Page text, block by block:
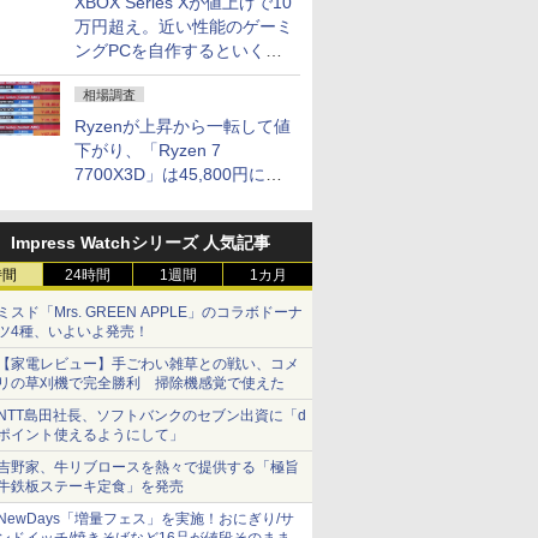
万円超え。近い性能のゲーミ
ングPCを自作するといくら
になる？
相場調査
Ryzenが上昇から一転して値
下がり、「Ryzen 7
7700X3D」は45,800円に急
との価格逆転解消 [8月前半の
CPU価格]
Impress Watchシリーズ 人気記事
24時間 1週間 1カ月
スド「Mrs. GREEN APPLE」のコラボドーナ
4種、いよいよ発売！
家電レビュー】手ごわい雑草との戦い、コメ
の草刈機で完全勝利 掃除機感覚で使えた
島田社長、ソフトバンクのセブン出資に「d
イント使えるようにして」
野家、牛リブロースを熱々で提供する「極旨
鉄板ステーキ定食」を発売
「増量フェス」を実施！おにぎり/サ